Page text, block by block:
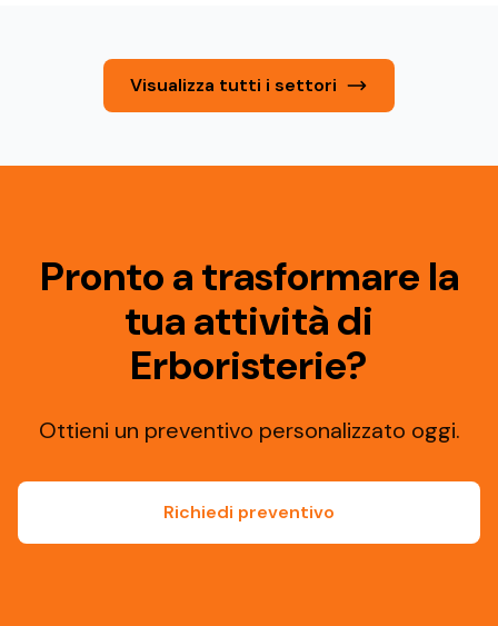
Visualizza tutti i settori
Pronto a trasformare la
tua attività di
Erboristerie?
Ottieni un preventivo personalizzato oggi.
Richiedi preventivo